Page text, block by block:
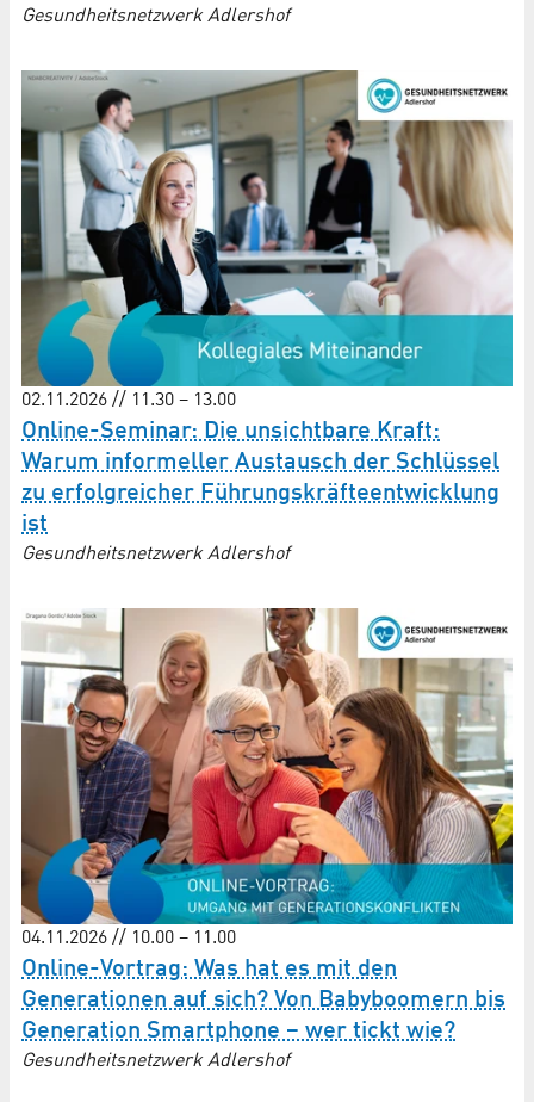
Gesundheitsnetzwerk Adlershof
02.11.2026 // 11.30 – 13.00
Online-Seminar: Die unsichtbare Kraft:
Warum informeller Austausch der Schlüssel
zu erfolgreicher Führungs­kräfte­entwicklung
ist
Gesundheitsnetzwerk Adlershof
04.11.2026 // 10.00 – 11.00
Online-Vortrag: Was hat es mit den
Generationen auf sich? Von Babyboomern bis
Generation Smartphone – wer tickt wie?
Gesundheitsnetzwerk Adlershof